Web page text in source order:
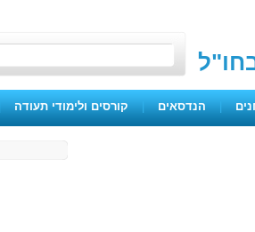
| הנדסאים | קורסים ולימודי תעודה